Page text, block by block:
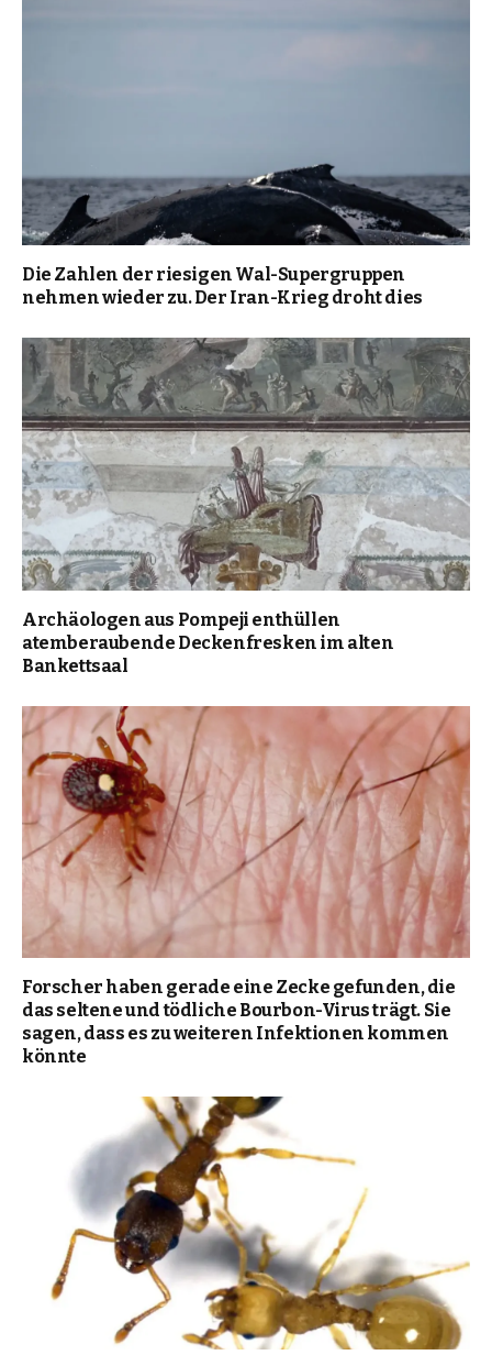
Die Zahlen der riesigen Wal-Supergruppen
nehmen wieder zu. Der Iran-Krieg droht dies
Archäologen aus Pompeji enthüllen
atemberaubende Deckenfresken im alten
Bankettsaal
Forscher haben gerade eine Zecke gefunden, die
das seltene und tödliche Bourbon-Virus trägt. Sie
sagen, dass es zu weiteren Infektionen kommen
könnte